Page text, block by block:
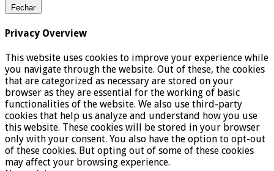
Fechar
Privacy Overview
This website uses cookies to improve your experience while
you navigate through the website. Out of these, the cookies
that are categorized as necessary are stored on your
browser as they are essential for the working of basic
functionalities of the website. We also use third-party
cookies that help us analyze and understand how you use
this website. These cookies will be stored in your browser
only with your consent. You also have the option to opt-out
of these cookies. But opting out of some of these cookies
may affect your browsing experience.